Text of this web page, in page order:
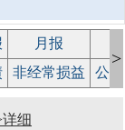
月报
非经常损益 公
>
详细